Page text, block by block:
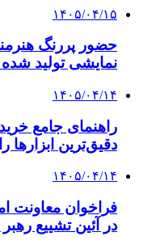
۱۴۰۵/۰۴/۱۵
نمایشی تولید
۱۴۰۵/۰۴/۱۴
راهنمای جامع
دقیق‌ترین ابزارها
۱۴۰۵/۰۴/۱۴
فراخوان معاونت
در آئین تشییع